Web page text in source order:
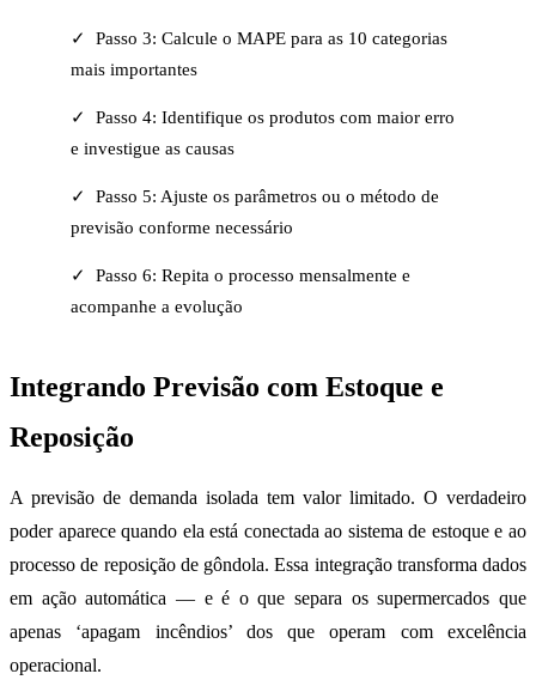
✓ Passo 3: Calcule o MAPE para as 10 categorias
mais importantes
✓ Passo 4: Identifique os produtos com maior erro
e investigue as causas
✓ Passo 5: Ajuste os parâmetros ou o método de
previsão conforme necessário
✓ Passo 6: Repita o processo mensalmente e
acompanhe a evolução
Integrando Previsão com Estoque e
Reposição
A previsão de demanda isolada tem valor limitado. O verdadeiro
poder aparece quando ela está conectada ao sistema de estoque e ao
processo de reposição de gôndola. Essa integração transforma dados
em ação automática — e é o que separa os supermercados que
apenas ‘apagam incêndios’ dos que operam com excelência
operacional.